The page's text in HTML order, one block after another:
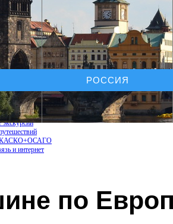
карта
дорог
отелей
автомобиля
экскурсий
КАСКО+ОСАГО
и интернет
РОССИЯ
по